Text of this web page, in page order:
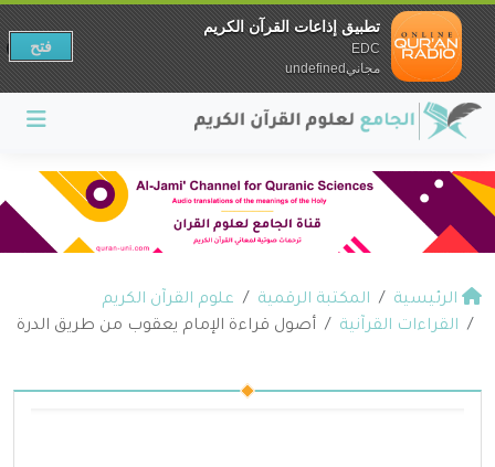
الرئيسية المكتبة الرقمية
علوم القرآن الكريم
القراءات القرآنية
أصول قراءة الإمام يعقوب من طريق الدرة
تطبيق إذاعات القرآن الكريم
EDC
مجانيundefined
فتح